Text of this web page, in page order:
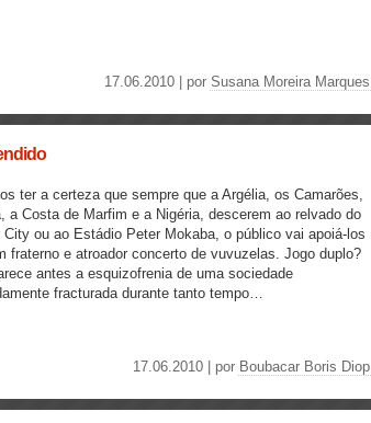
17.06.2010 | por Susana Moreira Marques
ter a certeza que sempre que a Argélia, os Camarões,
a Costa de Marfim e a Nigéria, descerem ao relvado do
City ou ao Estádio Peter Mokaba, o público vai apoiá-los
fraterno e atroador concerto de vuvuzelas. Jogo duplo?
antes a esquizofrenia de uma sociedade
fracturada durante tanto tempo…
17.06.2010 | por Boubacar Boris Diop